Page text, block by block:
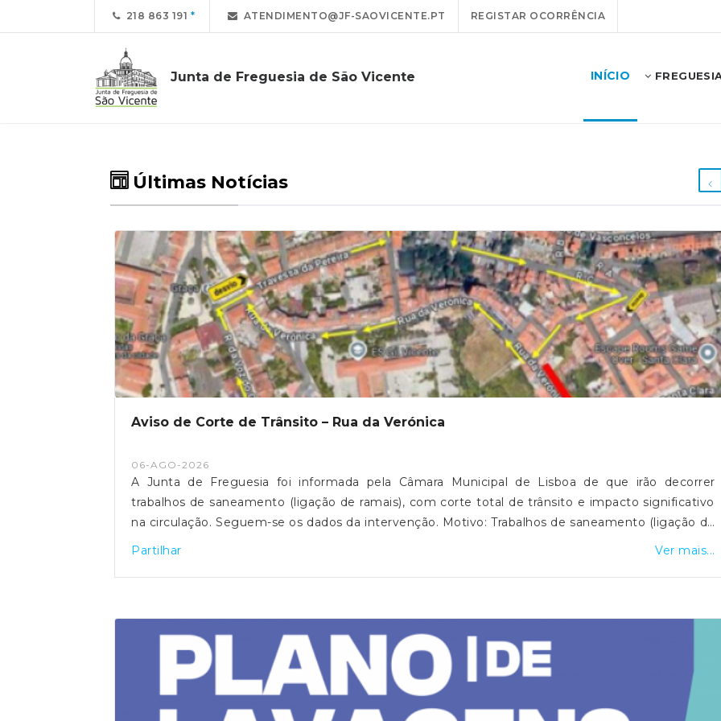
218 863 191 ATENDIMENTO@JF-SAOVICENTE.PT REGISTAR OCORRÊNCIA
Junta de Freguesia de São Vicente INÍCIO
Últimas Notícias
Aviso de Corte de Trânsito – Rua da Verónica
06-AGO-2026
A Junta de Freguesia foi informada pela Câmara Municipal de Lisboa de que irão decorrer
trabalhos de saneamento (ligação de ramais), com corte total de trânsito e impacto significativo
na circulação. Seguem-se os dados da intervenção. Motivo: Trabalhos de saneamento (ligação de
ramais) Período: De 10/08/2026 a 28/08/2026 Horário: Das 08h00 às 12h00 e das 13h00 às
Campo de Santa Clara e a Travessa do Rosário a Santa Clara. Alternativa rodoviária: Campo de
Senhora da Glória → Rua Leite de Vasconcelos → Rua C → Rua de Entremuros do Mirante →
Travessa do Rosário a Santa Clara Feira da Ladra: Nos dias de realização da Feira da Ladra, não
serão autorizados cortes totais nem qualquer paragem de veículos afetos à obra na Rua da
Verónica. A vala deverá permanecer aterrada e coberta com chapas metálicas uniformes, de
forma a garantir a normal circulação viária. Circulação pedonal: Será garantida a circulação
Partilhar Ver mais...